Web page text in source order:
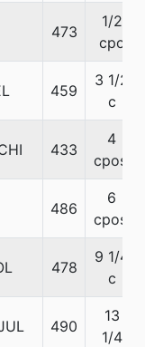
473
1/2
cpo
459
3 1/2
c
433
4
cpos.
486
6
cpos.
478
9 1/4
c
490
13
1/4